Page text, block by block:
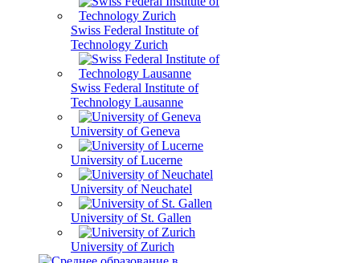
Swiss Federal Institute of
Technology Zurich
Swiss Federal Institute of
Technology Lausanne
University of Geneva
University of Lucerne
University of Neuchatel
University of St. Gallen
University of Zurich